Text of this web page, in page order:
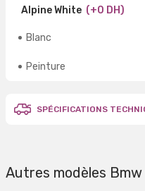
Alpine White (+0 DH)
Blanc
Peinture
SPÉCIFICATIONS
Autres modèles Bmw